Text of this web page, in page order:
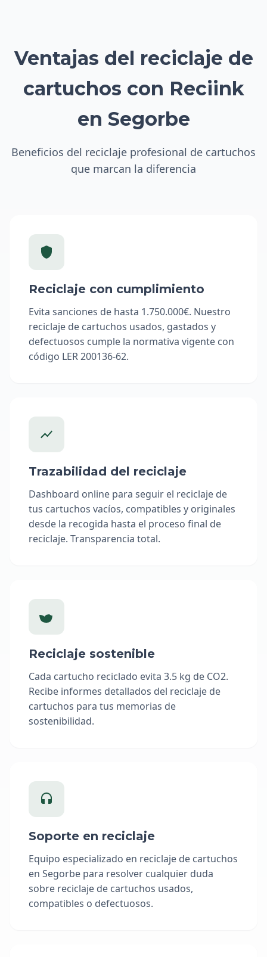
Ventajas del reciclaje de
cartuchos con Reciink
en Segorbe
Beneficios del reciclaje profesional de cartuchos
que marcan la diferencia
Reciclaje con cumplimiento
Evita sanciones de hasta 1.750.000€. Nuestro
reciclaje de cartuchos usados, gastados y
defectuosos cumple la normativa vigente con
código LER 200136-62.
Trazabilidad del reciclaje
Dashboard online para seguir el reciclaje de
tus cartuchos vacíos, compatibles y originales
desde la recogida hasta el proceso final de
reciclaje. Transparencia total.
Reciclaje sostenible
Cada cartucho reciclado evita 3.5 kg de CO2.
Recibe informes detallados del reciclaje de
cartuchos para tus memorias de
sostenibilidad.
Soporte en reciclaje
Equipo especializado en reciclaje de cartuchos
en Segorbe para resolver cualquier duda
sobre reciclaje de cartuchos usados,
compatibles o defectuosos.